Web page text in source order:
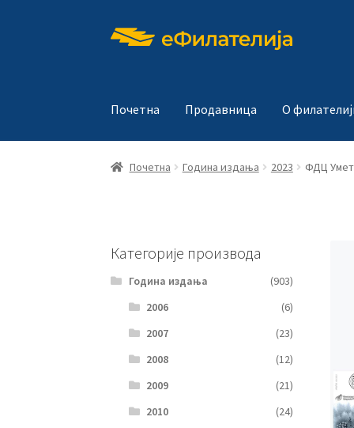
Прескочи
Скочи
Почетна Продавница О
Почетна Година издања 2023 ФДЦ
Категорије производа
Година издања
(903)
2006
(6)
2007
(23)
2008
(12)
2009
(21)
2010
(24)